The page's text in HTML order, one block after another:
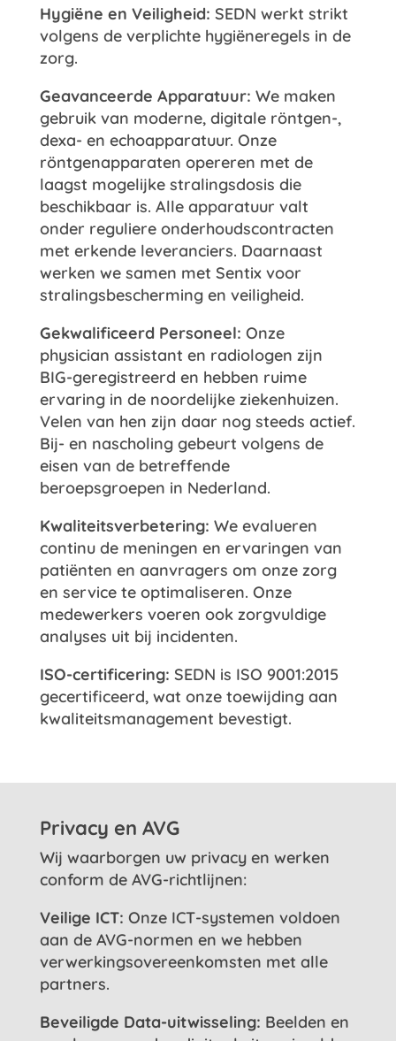
Hygiëne en Veiligheid: SEDN werkt strikt
volgens de verplichte hygiëneregels in de
zorg.
Geavanceerde Apparatuur: We maken
gebruik van moderne, digitale röntgen-,
dexa- en echoapparatuur. Onze
röntgenapparaten opereren met de
laagst mogelijke stralingsdosis die
beschikbaar is. Alle apparatuur valt
onder reguliere onderhoudscontracten
met erkende leveranciers. Daarnaast
werken we samen met Sentix voor
stralingsbescherming en veiligheid.
Gekwalificeerd Personeel: Onze
physician assistant en radiologen zijn
BIG-geregistreerd en hebben ruime
ervaring in de noordelijke ziekenhuizen.
Velen van hen zijn daar nog steeds actief.
Bij- en nascholing gebeurt volgens de
eisen van de betreffende
beroepsgroepen in Nederland.
Kwaliteitsverbetering: We evalueren
continu de meningen en ervaringen van
patiënten en aanvragers om onze zorg
en service te optimaliseren. Onze
medewerkers voeren ook zorgvuldige
analyses uit bij incidenten.
ISO-certificering: SEDN is ISO 9001:2015
gecertificeerd, wat onze toewijding aan
kwaliteitsmanagement bevestigt.
Privacy en AVG
Wij waarborgen uw privacy en werken
conform de AVG-richtlijnen:
Veilige ICT: Onze ICT-systemen voldoen
aan de AVG-normen en we hebben
verwerkingsovereenkomsten met alle
partners.
Beveiligde Data-uitwisseling: Beelden en